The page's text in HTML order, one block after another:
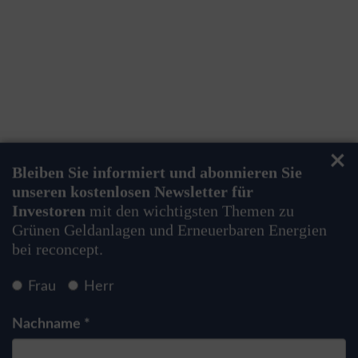
Ich bin damit einverstanden, dass mich
reconcept mit Nachrichten zum Themenkomplex
Grüne Geldanlage bzw. Green Bonds sowie zum
Themenbereich Erneuerbare Energien
informieren darf. Die
Datenschutzhinweise
habe
ich zur Kenntnis genommen. *